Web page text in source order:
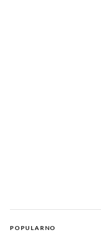
POPULARNO